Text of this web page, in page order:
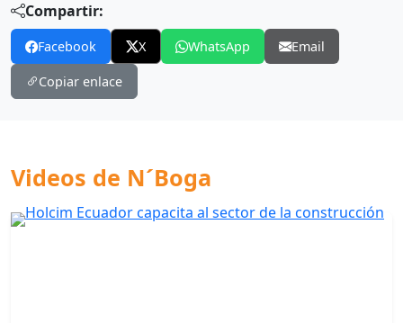
Compartir:
Facebook X WhatsApp Email
Copiar enlace
Videos de N´Boga